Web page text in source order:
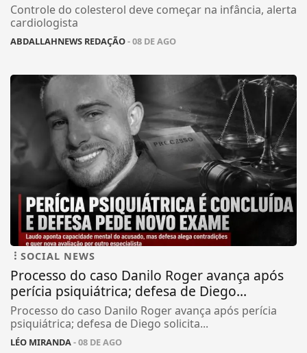
Controle do colesterol deve começar na infância, alerta
cardiologista
ABDALLAHNEWS REDAÇÃO- 08 DE AGO
SOCIAL NEWS
Processo do caso Danilo Roger avança após
perícia psiquiátrica; defesa de Diego...
Processo do caso Danilo Roger avança após perícia
psiquiátrica; defesa de Diego solicita...
LÉO MIRANDA- 08 DE AGO